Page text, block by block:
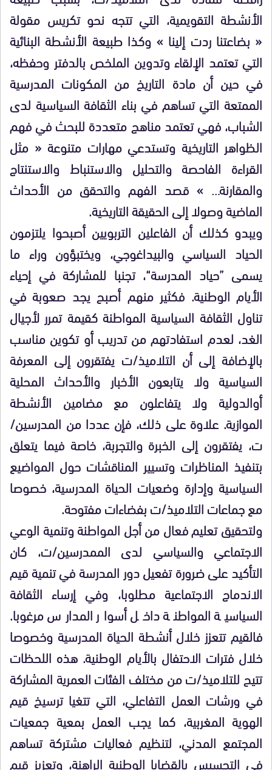
الأنشطة التقويمية، التي تتجه نحو تكريس مقولة
« بضاعتنا ردت إلينا » وكذا طبيعة الأنشطة البنائية
التي تعتمد الإلقاء وتدوين الملخص بالدفتر وحفظه،
في حين أن مادة التاريخ من المكونات المدرسية
الممتعة التي تساهم في بناء الثقافة السياسية لدى
الشباب، فهي تعتمد مناهج متعددة للبحث في فهم
الظواهر التاريخية وتستدعي مهارات متنوعة « مثل
القراءة الفاحصة والتحليل والاستنباط والاستنتاج
والمقارنة… » قصد الفهم والتحقق من الأحداث
الماضية وصولا إلى الحقيقة التاريخية.
ويبدو كذلك أن الفاعلين التربويين أصبحوا يلتزمون
الحياد السياسي والبيداغوجي، ويختبؤون وراء ما
يسمى ”حياد المدرسة“، تجنبا للمشاركة في إحياء
الأيام الوطنية. فكثير منهم أصبح يجد صعوبة في
تناول الثقافة السياسية المواطنة كقيمة تمرر لأجيال
الغد، لعدم استفادتهم من تدريب أو تكوين مناسب
بالإضافة إلى أن التلاميذ/ت يفتقرون إلى المعرفة
السياسية ولا يتابعون الأخبار والأحداث المحلية
أوالدولية ولا يتفاعلون مع مضامين الأنشطة
الموازية. علاوة على ذلك، فإن عددا من المدرسين/
ت، يفتقرون إلى الخبرة والتجربة، خاصة فيما يتعلق
بتنفيذ المناظرات وتسيير المناقشات حول المواضيع
السياسية وإدارة وضعيات الحياة المدرسية، خصوصا
مع جماعات التلاميذ/ت بفضاءات مفتوحة.
ولتحقيق تعليم فعال من أجل المواطنة وتنمية الوعي
الاجتماعي والسياسي لدى الممدرسين/ت، كان
التأكيد على ضرورة تفعيل دور المدرسة في تنمية قيم
الاندماج الاجتماعية مطلوبا، وفي إرساء الثقافة
السياسية المواطنة داخل أسوار المدارس مرغوبا.
فالقيم تتعزز خلال أنشطة الحياة المدرسية وخصوصا
خلال فترات الاحتفال بالأيام الوطنية. هذه اللحظات
تتيح للتلاميذ/ت من مختلف الفئات العمرية المشاركة
في ورشات العمل التفاعلي، التي تتغيا ترسيخ قيم
الهوية المغربية، كما يجب العمل بمعية جمعيات
المجتمع المدني، لتنظيم فعاليات مشتركة تساهم
في التحسيس بالقضايا الوطنية الراهنة، وتعزيز قيم